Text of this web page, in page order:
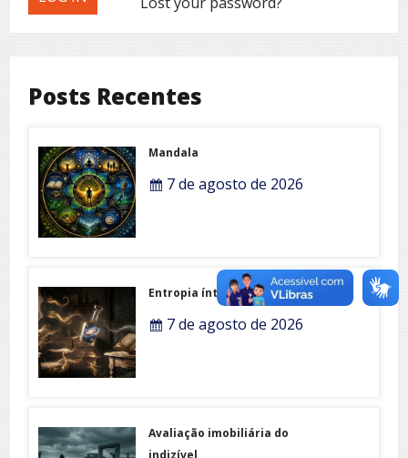
Posts Recentes
Mandala
7 de agosto de 2026
Entropia íntima
7 de agosto de 2026
Avaliação imobiliária do
indizível